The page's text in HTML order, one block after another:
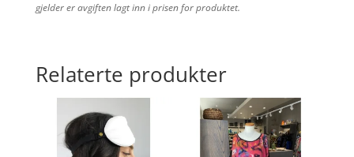
gjelder er avgiften lagt inn i prisen for produktet.
Relaterte produkter